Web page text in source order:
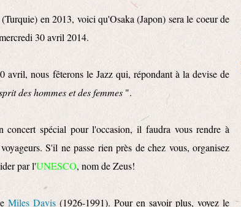
(Turquie) en 2013, voici qu'Osaka (Japon) sera le coeur de
30 avril 2014.
avril, nous fêterons le Jazz qui, répondant à la devise de
des hommes et des femmes ".
concert spécial pour l'occasion, il faudra vous rendre à
S'il ne passe rien près de chez vous, organisez
par l'UNESCO, nom de Zeus!
Miles Davis(1926-1991). Pour en savoir plus, voyez le